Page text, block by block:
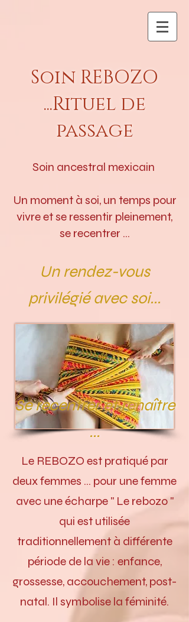
Soin REBOZO
...Rituel de
passage
Soin ancestral mexicain
Un moment à soi, un temps pour
vivre et se ressentir pleinement,
se recentrer ...
Un rendez-vous
privilégié avec soi...
Se recentrer et renaître
...
Le REBOZO est pratiqué par
deux femmes ... pour une femme
avec une écharpe " Le rebozo "
qui est utilisée
traditionnellement à différente
période de la vie : enfance,
grossesse, accouchement, post-
natal. Il symbolise la féminité.